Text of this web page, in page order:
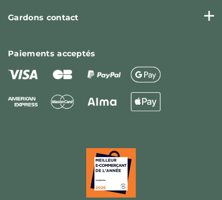
Gardons contact
Paiementsacceptés